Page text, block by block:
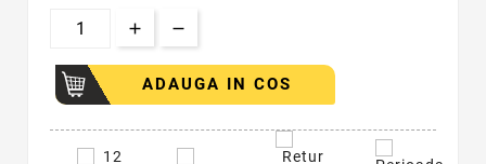
ADAUGA IN COS